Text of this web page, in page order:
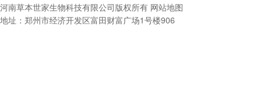
河南草本世家生物科技有限公司版权所有 网站地图
地址：郑州市经济开发区富田财富广场1号楼906